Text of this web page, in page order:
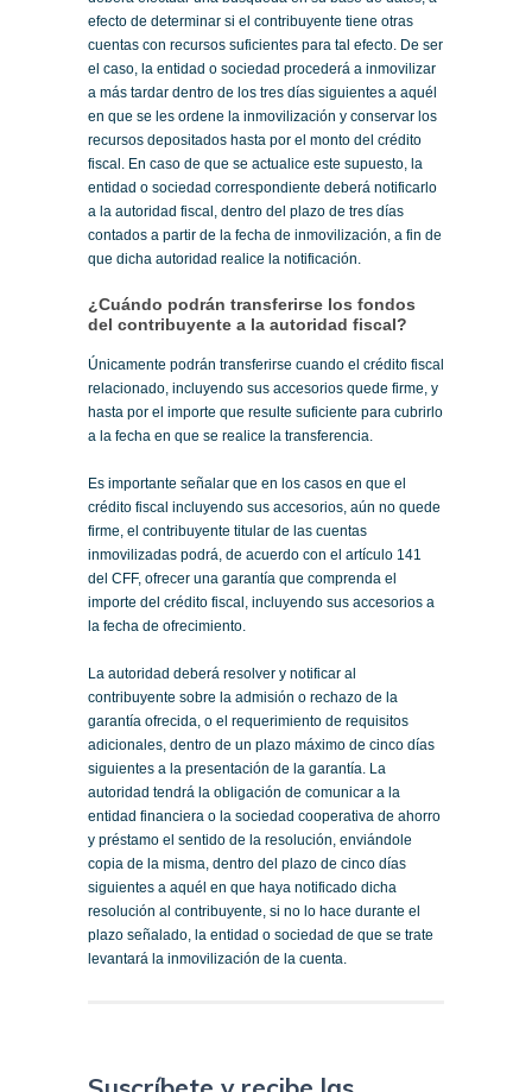
efecto de determinar si el contribuyente tiene otras
cuentas con recursos suficientes para tal efecto. De ser
el caso, la entidad o sociedad procederá a inmovilizar
a más tardar dentro de los tres días siguientes a aquél
en que se les ordene la inmovilización y conservar los
recursos depositados hasta por el monto del crédito
fiscal. En caso de que se actualice este supuesto, la
entidad o sociedad correspondiente deberá notificarlo
a la autoridad fiscal, dentro del plazo de tres días
contados a partir de la fecha de inmovilización, a fin de
que dicha autoridad realice la notificación.
¿Cuándo podrán transferirse los fondos
del contribuyente a la autoridad fiscal?
Únicamente podrán transferirse cuando el crédito fiscal
relacionado, incluyendo sus accesorios quede firme, y
hasta por el importe que resulte suficiente para cubrirlo
a la fecha en que se realice la transferencia.
Es importante señalar que en los casos en que el
crédito fiscal incluyendo sus accesorios, aún no quede
firme, el contribuyente titular de las cuentas
inmovilizadas podrá, de acuerdo con el artículo 141
del CFF, ofrecer una garantía que comprenda el
importe del crédito fiscal, incluyendo sus accesorios a
la fecha de ofrecimiento.
La autoridad deberá resolver y notificar al
contribuyente sobre la admisión o rechazo de la
garantía ofrecida, o el requerimiento de requisitos
adicionales, dentro de un plazo máximo de cinco días
siguientes a la presentación de la garantía. La
autoridad tendrá la obligación de comunicar a la
entidad financiera o la sociedad cooperativa de ahorro
y préstamo el sentido de la resolución, enviándole
copia de la misma, dentro del plazo de cinco días
siguientes a aquél en que haya notificado dicha
resolución al contribuyente, si no lo hace durante el
plazo señalado, la entidad o sociedad de que se trate
levantará la inmovilización de la cuenta.